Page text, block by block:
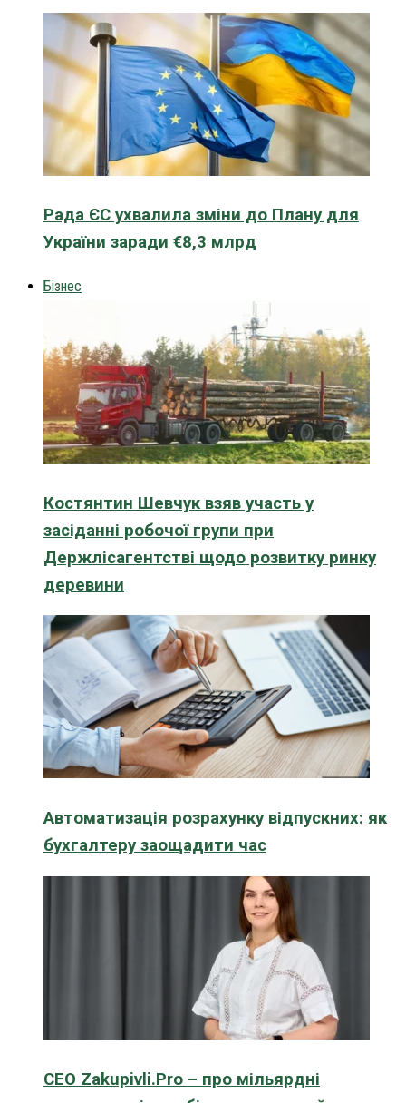
Рада ЄС ухвалила зміни до Плану для
України заради €8,3 млрд
Бізнес
Костянтин Шевчук взяв участь у
засіданні робочої групи при
Держлісагентстві щодо розвитку ринку
деревини
Автоматизація розрахунку відпускних: як
бухгалтеру заощадити час
CEO Zakupivli.Pro – про мільярдні